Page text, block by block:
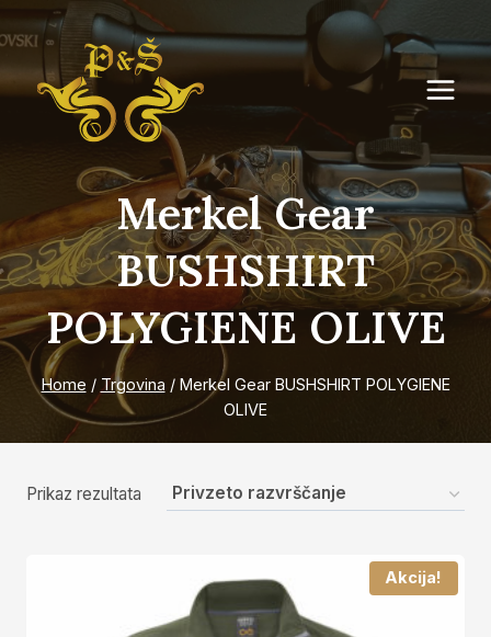
to
content
Merkel Gear
BUSHSHIRT
POLYGIENE OLIVE
Home / Trgovina / Merkel Gear BUSHSHIRT POLYGIENE
OLIVE
Prikaz rezultata
Akcija!